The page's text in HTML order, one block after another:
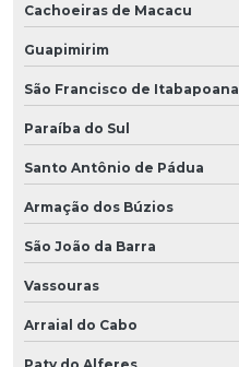
Cachoeiras de Macacu
Guapimirim
São Francisco de Itabapoana
Paraíba do Sul
Santo Antônio de Pádua
Armação dos Búzios
São João da Barra
Vassouras
Arraial do Cabo